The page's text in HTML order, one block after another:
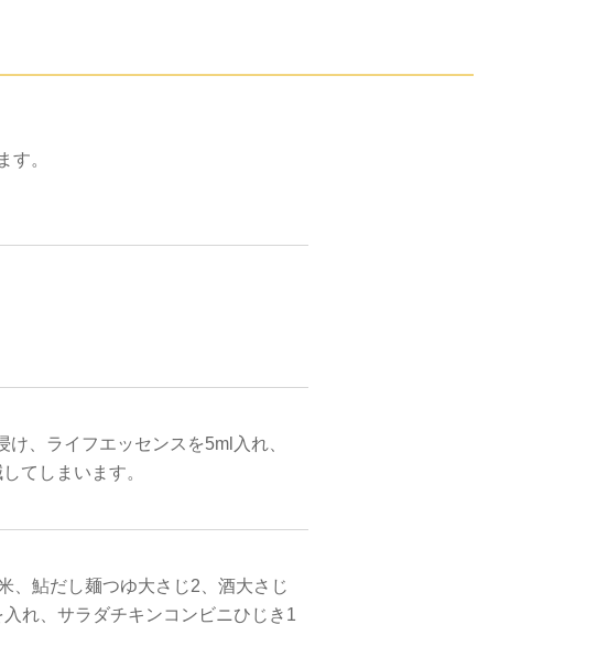
す。
、ライフエッセンスを5ml入れ、
てしまいます。
、鮎だし麺つゆ大さじ2、酒大さじ
れ、サラダチキンコンビニひじき1